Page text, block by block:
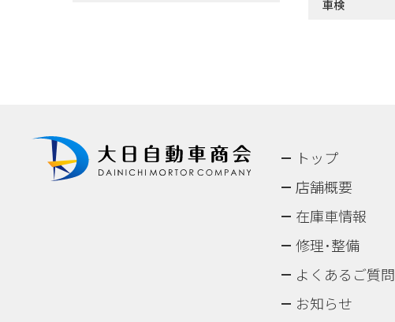
車検
トップ
店舗概要
在庫車情報
修理･整備
よくあるご質問
お知らせ